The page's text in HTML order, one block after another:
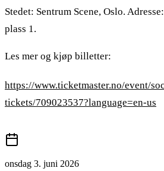
Stedet: Sentrum Scene, Oslo.
plass 1.
Les mer og kjøp billetter:
https://www.ticketmaster.no/event/
tickets/709023537?language=en-us
onsdag 3. juni 2026